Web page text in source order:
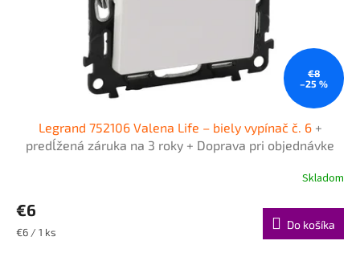
€8
–25 %
Legrand 752106 Valena Life – biely vypínač č. 6 +
predĺžená záruka na 3 roky + Doprava pri objednávke
Skladom
€6
Jednotková
€6 / 1 ks
Do košíka